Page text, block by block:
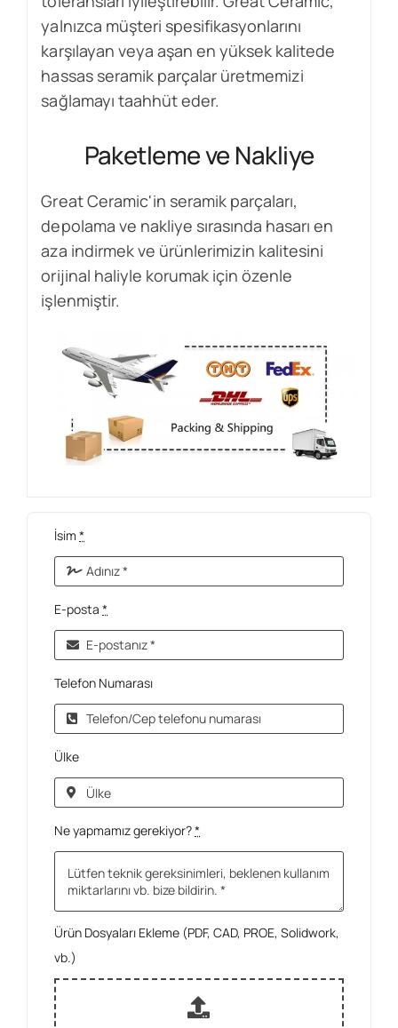
yalnızca müşteri spesifikasyonlarını
karşılayan veya aşan en yüksek kalitede
hassas seramik parçalar üretmemizi
sağlamayı taahhüt eder.
Paketleme ve Nakliye
Great Ceramic'in seramik parçaları,
depolama ve nakliye sırasında hasarı en
aza indirmek ve ürünlerimizin kalitesini
orijinal haliyle korumak için özenle
işlenmiştir.
İsim*
E-posta*
Telefon Numarası
Ülke
Ne yapmamız gerekiyor?*
Ürün Dosyaları Ekleme (PDF, CAD, PROE, Solidwork,
vb.)